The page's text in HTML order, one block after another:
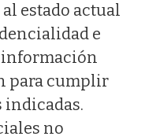
estado actual
e
información
para cumplir
indicadas.
no